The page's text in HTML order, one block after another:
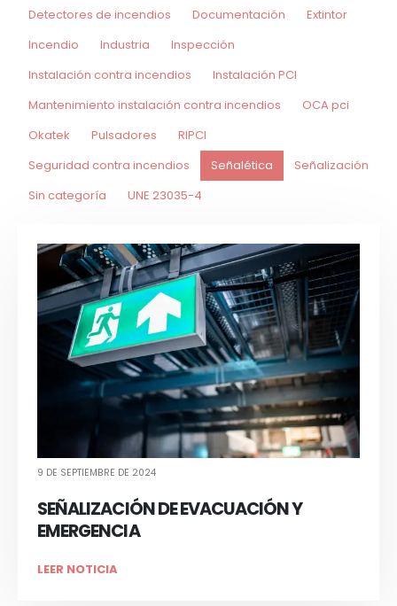
Detectores de incendios
Documentación
Extintor
Incendio
Industria
Inspección
Instalación contra incendios
Instalación PCI
Mantenimiento instalación contra incendios
OCA pci
Okatek
Pulsadores
RIPCI
Seguridad contra incendios
Señalética
Señalización
Sin categoría
UNE 23035-4
9 DE SEPTIEMBRE DE 2024
SEÑALIZACIÓN DE EVACUACIÓN Y
EMERGENCIA
LEER NOTICIA